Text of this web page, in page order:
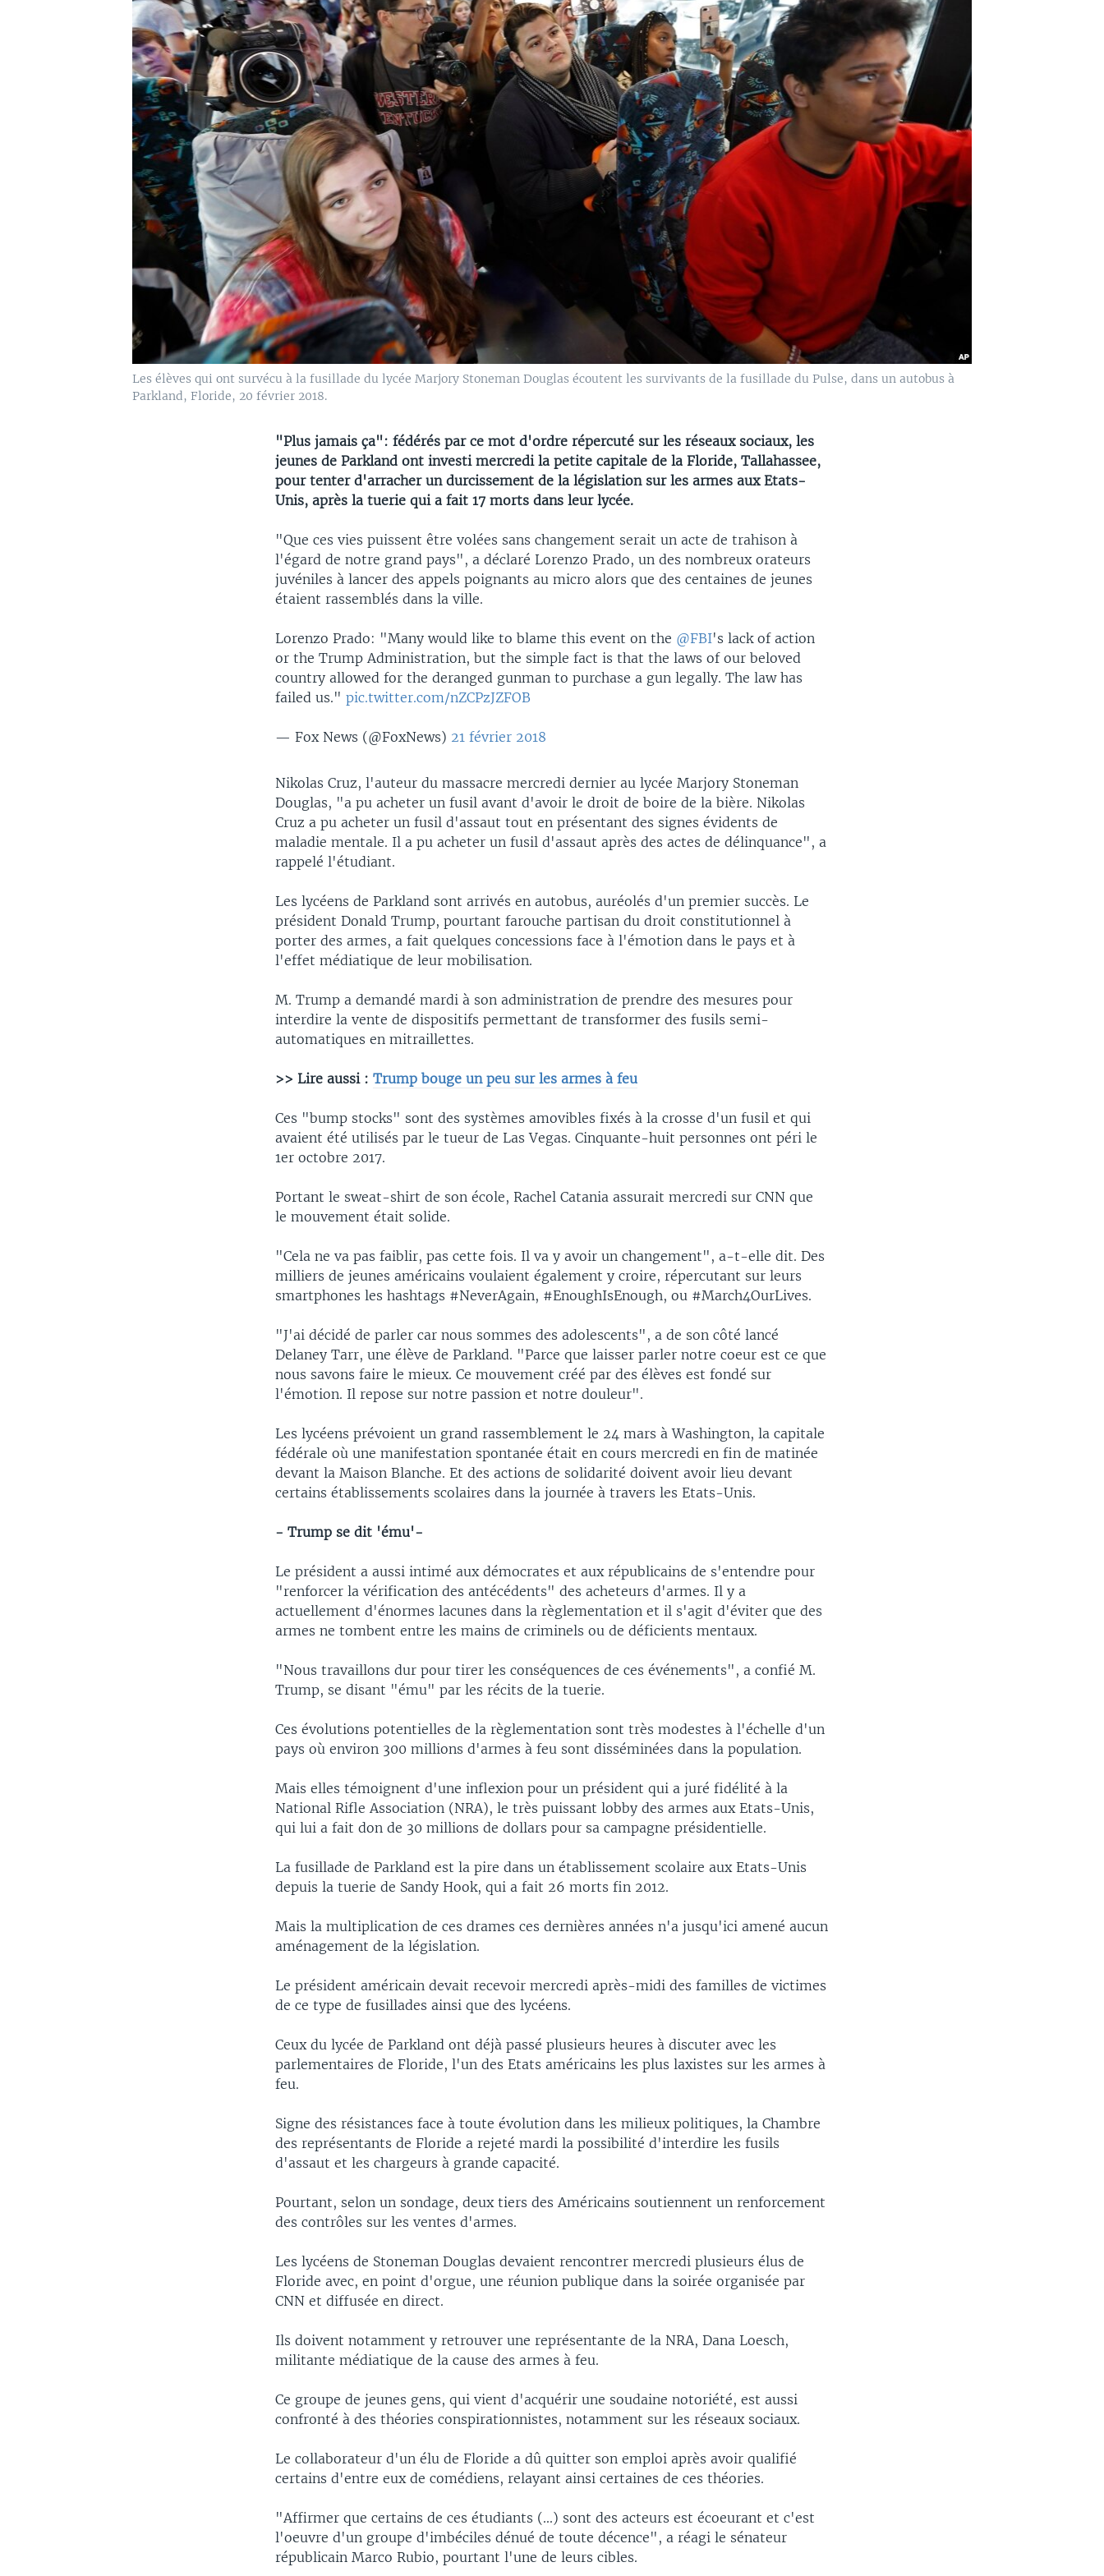
Les élèves qui ont survécu à la fusillade du lycée Marjory Stoneman Douglas écoutent les survivants de la fusillade du Pulse, dans un autobus à
Parkland, Floride, 20 février 2018.
"Plus jamais ça": fédérés par ce mot d'ordre répercuté sur les réseaux sociaux, les
jeunes de Parkland ont investi mercredi la petite capitale de la Floride, Tallahassee,
pour tenter d'arracher un durcissement de la législation sur les armes aux Etats-
Unis, après la tuerie qui a fait 17 morts dans leur lycée.
"Que ces vies puissent être volées sans changement serait un acte de trahison à
l'égard de notre grand pays", a déclaré Lorenzo Prado, un des nombreux orateurs
juvéniles à lancer des appels poignants au micro alors que des centaines de jeunes
étaient rassemblés dans la ville.
Lorenzo Prado: "Many would like to blame this event on the @FBI's lack of action
or the Trump Administration, but the simple fact is that the laws of our beloved
country allowed for the deranged gunman to purchase a gun legally. The law has
failed us."pic.twitter.com/nZCPzJZFOB
— Fox News (@FoxNews) 21 février 2018
Nikolas Cruz, l'auteur du massacre mercredi dernier au lycée Marjory Stoneman
Douglas, "a pu acheter un fusil avant d'avoir le droit de boire de la bière. Nikolas
Cruz a pu acheter un fusil d'assaut tout en présentant des signes évidents de
maladie mentale. Il a pu acheter un fusil d'assaut après des actes de délinquance", a
rappelé l'étudiant.
Les lycéens de Parkland sont arrivés en autobus, auréolés d'un premier succès. Le
président Donald Trump, pourtant farouche partisan du droit constitutionnel à
porter des armes, a fait quelques concessions face à l'émotion dans le pays et à
l'effet médiatique de leur mobilisation.
M. Trump a demandé mardi à son administration de prendre des mesures pour
interdire la vente de dispositifs permettant de transformer des fusils semi-
automatiques en mitraillettes.
>> Lire aussi :Trump bouge un peu sur les armes à feu
Ces "bump stocks" sont des systèmes amovibles fixés à la crosse d'un fusil et qui
avaient été utilisés par le tueur de Las Vegas. Cinquante-huit personnes ont péri le
1er octobre 2017.
Portant le sweat-shirt de son école, Rachel Catania assurait mercredi sur CNN que
le mouvement était solide.
"Cela ne va pas faiblir, pas cette fois. Il va y avoir un changement", a-t-elle dit. Des
milliers de jeunes américains voulaient également y croire, répercutant sur leurs
smartphones les hashtags #NeverAgain, #EnoughIsEnough, ou #March4OurLives.
"J'ai décidé de parler car nous sommes des adolescents", a de son côté lancé
Delaney Tarr, une élève de Parkland. "Parce que laisser parler notre coeur est ce que
nous savons faire le mieux. Ce mouvement créé par des élèves est fondé sur
l'émotion. Il repose sur notre passion et notre douleur".
Les lycéens prévoient un grand rassemblement le 24 mars à Washington, la capitale
fédérale où une manifestation spontanée était en cours mercredi en fin de matinée
devant la Maison Blanche. Et des actions de solidarité doivent avoir lieu devant
certains établissements scolaires dans la journée à travers les Etats-Unis.
- Trump se dit 'ému'-
Le président a aussi intimé aux démocrates et aux républicains de s'entendre pour
"renforcer la vérification des antécédents" des acheteurs d'armes. Il y a
actuellement d'énormes lacunes dans la règlementation et il s'agit d'éviter que des
armes ne tombent entre les mains de criminels ou de déficients mentaux.
"Nous travaillons dur pour tirer les conséquences de ces événements", a confié M.
Trump, se disant "ému" par les récits de la tuerie.
Ces évolutions potentielles de la règlementation sont très modestes à l'échelle d'un
pays où environ 300 millions d'armes à feu sont disséminées dans la population.
Mais elles témoignent d'une inflexion pour un président qui a juré fidélité à la
National Rifle Association (NRA), le très puissant lobby des armes aux Etats-Unis,
qui lui a fait don de 30 millions de dollars pour sa campagne présidentielle.
La fusillade de Parkland est la pire dans un établissement scolaire aux Etats-Unis
depuis la tuerie de Sandy Hook, qui a fait 26 morts fin 2012.
Mais la multiplication de ces drames ces dernières années n'a jusqu'ici amené aucun
aménagement de la législation.
Le président américain devait recevoir mercredi après-midi des familles de victimes
de ce type de fusillades ainsi que des lycéens.
Ceux du lycée de Parkland ont déjà passé plusieurs heures à discuter avec les
parlementaires de Floride, l'un des Etats américains les plus laxistes sur les armes à
feu.
Signe des résistances face à toute évolution dans les milieux politiques, la Chambre
des représentants de Floride a rejeté mardi la possibilité d'interdire les fusils
d'assaut et les chargeurs à grande capacité.
Pourtant, selon un sondage, deux tiers des Américains soutiennent un renforcement
des contrôles sur les ventes d'armes.
Les lycéens de Stoneman Douglas devaient rencontrer mercredi plusieurs élus de
Floride avec, en point d'orgue, une réunion publique dans la soirée organisée par
CNN et diffusée en direct.
Ils doivent notamment y retrouver une représentante de la NRA, Dana Loesch,
militante médiatique de la cause des armes à feu.
Ce groupe de jeunes gens, qui vient d'acquérir une soudaine notoriété, est aussi
confronté à des théories conspirationnistes, notamment sur les réseaux sociaux.
Le collaborateur d'un élu de Floride a dû quitter son emploi après avoir qualifié
certains d'entre eux de comédiens, relayant ainsi certaines de ces théories.
"Affirmer que certains de ces étudiants (...) sont des acteurs est écoeurant et c'est
l'oeuvre d'un groupe d'imbéciles dénué de toute décence", a réagi le sénateur
républicain Marco Rubio, pourtant l'une de leurs cibles.